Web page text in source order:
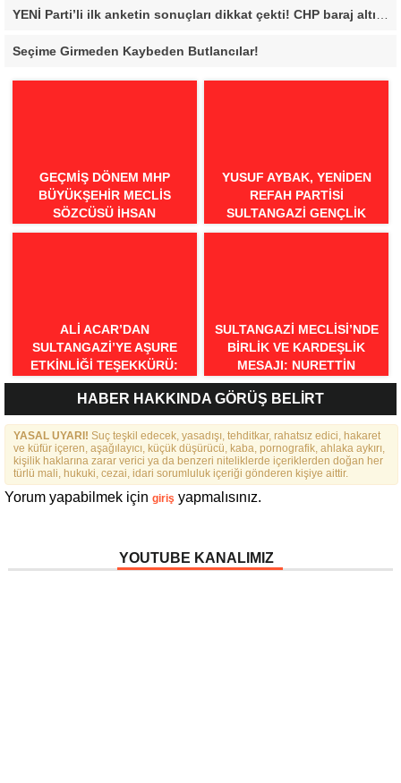
Seçime Girmeden Kaybeden Butlancılar!
GEÇMİŞ DÖNEM MHP
BÜYÜKŞEHİR MECLİS
SÖZCÜSÜ İHSAN
BİLGİLİ’DEN BURSA İÇİN
YUSUF AYBAK, YENIDEN
REFAH PARTISI
SULTANGAZI GENÇLIK
KOLLARI BAŞKANI OLDU
ALI ACAR’DAN
SULTANGAZI’YE AŞURE
ETKINLIĞI TEŞEKKÜRÜ:
“BIRLIKTE GÜÇLÜYÜZ,
BIRLIKTE DAHA GÜZELIZ”
SULTANGAZI MECLISI’NDE
BIRLIK VE KARDEŞLIK
MESAJI: NURETTIN
NARIN’DEN RAHMI KOÇ’UN
SÖZLERINE TEPKI
HABER HAKKINDA GÖRÜŞ BELİRT
YASAL UYARI! Suç teşkil edecek, yasadışı, tehditkar, rahatsız edici, hakaret
ve küfür içeren, aşağılayıcı, küçük düşürücü, kaba, pornografik, ahlaka aykırı,
kişilik haklarına zarar verici ya da benzeri niteliklerde içeriklerden doğan her
türlü mali, hukuki, cezai, idari sorumluluk içeriği gönderen kişiye aittir.
Yorum yapabilmek için giriş yapmalısınız.
YOUTUBE KANALIMIZ